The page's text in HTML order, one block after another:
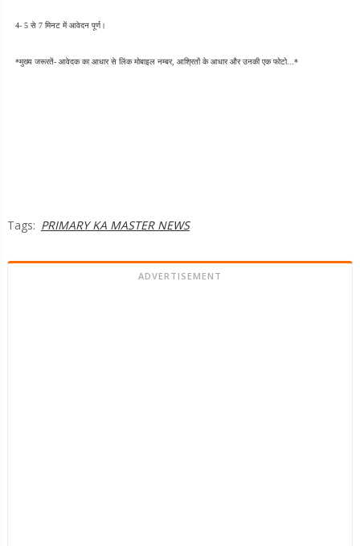
4- 5 से 7 मिनट में आवेदन पूर्ण।
*मुख्य जरूरतें- आवेदक का आधार से लिंक मोबाइल नम्बर, आश्रितों के आधार और उनकी एक फोटो...*
Tags: PRIMARY KA MASTER NEWS
ADVERTISEMENT